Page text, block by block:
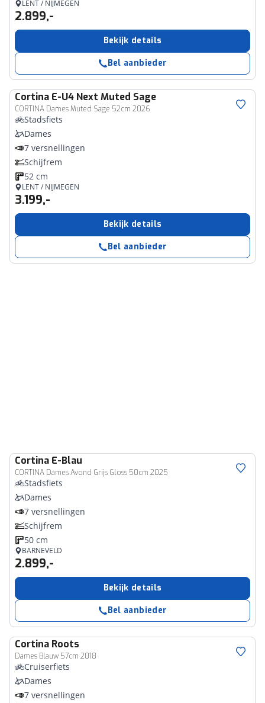
LENT / NIJMEGEN
2.899,-
Bekijk details
Bel aanbieder
Cortina E-U4 Next Muted Sage
CORTINA Dames Muted Sage 52cm 2026
Stadsfiets
Dames
7 versnellingen
Schijfrem
52 cm
LENT / NIJMEGEN
3.199,-
Bekijk details
Bel aanbieder
Cortina E-Blau
CORTINA Dames Avond Grijs Gloss 50cm 2025
Stadsfiets
Dames
7 versnellingen
Schijfrem
50 cm
BARNEVELD
2.899,-
Bekijk details
Bel aanbieder
Cortina Roots
Dames Blauw 57cm 2018
Cruiserfiets
Dames
7 versnellingen